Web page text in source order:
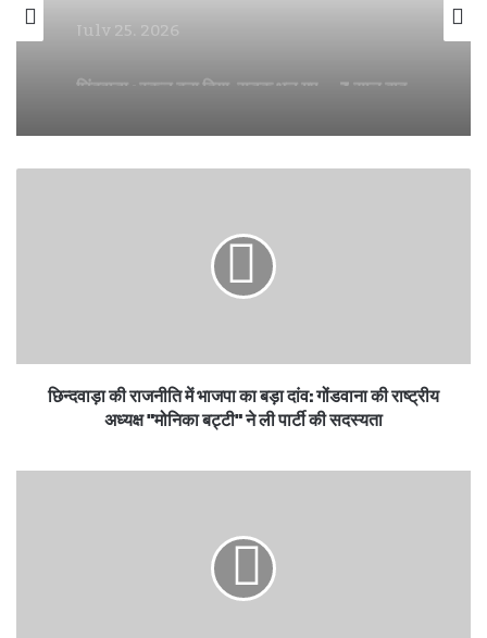
July 11, 2026
ने मनाया धूमधाम से जन्मदिन , की पद उनती की कामना।
छिन्दवाड़ा की राजनीति में भाजपा का बड़ा दांव: गोंडवाना की राष्ट्रीय
अध्यक्ष "मोनिका बट्टी" ने ली पार्टी की सदस्यता